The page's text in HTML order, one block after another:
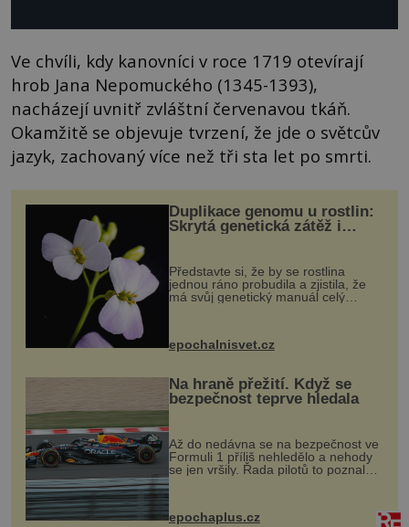
Ve chvíli, kdy kanovníci v roce 1719 otevírají
hrob Jana Nepomuckého (1345-1393),
nacházejí uvnitř zvláštní červenavou tkáň.
Okamžitě se objevuje tvrzení, že jde o světcův
jazyk, zachovaný více než tři sta let po smrti.
Duplikace genomu u rostlin:
Skrytá genetická zátěž i
Představte si, že by se rostlina
jednou ráno probudila a zjistila, že
má svůj genetický manuál celý
vstupenka...
epochalnisvet.cz
Na hraně přežití. Když se
bezpečnost teprve hledala
Až do nedávna se na bezpečnost ve
Formuli 1 příliš nehledělo a nehody
se jen vršily. Řada pilotů to poznala
na vlastní kůži, často s trvalými
následky nebo bohužel i ztrátou
života. Dnes nepochopiteln...
epochaplus.cz